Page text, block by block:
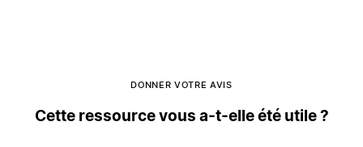
DONNER VOTRE AVIS
Cette ressource vous a-t-elle été utile ?